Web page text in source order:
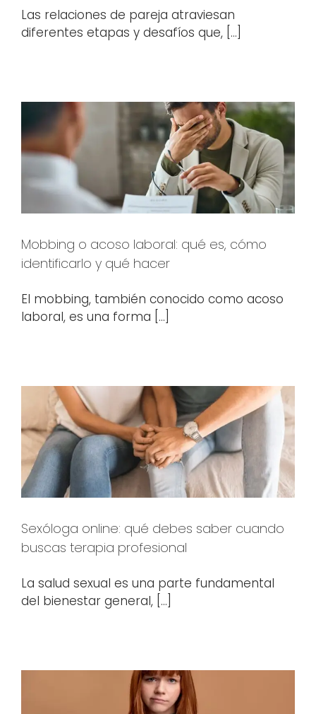
Las relaciones de pareja atraviesan
diferentes etapas y desafíos que, [...]
Mobbing o acoso laboral: qué es, cómo
identificarlo y qué hacer
El mobbing, también conocido como acoso
laboral, es una forma [...]
Sexóloga online: qué debes saber cuando
buscas terapia profesional
La salud sexual es una parte fundamental
del bienestar general, [...]